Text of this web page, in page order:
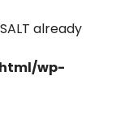
already
wp-